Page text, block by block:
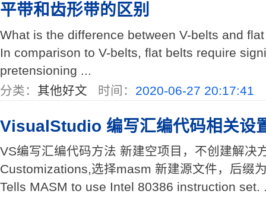
平带和齿形带的区别
What is the difference between V-belts and
In comparison to V-belts, flat belts require
pretensioning ...
分类： 其他好文 时间： 2020-06-27 20:17:41
VisualStudio 编写汇编代码相关设
VS编写汇编代码方法 新建空项目，不创建解决
Customizations,选择masm 新建源文件，后缀
Tells MASM to use Intel 80386 instruction set.